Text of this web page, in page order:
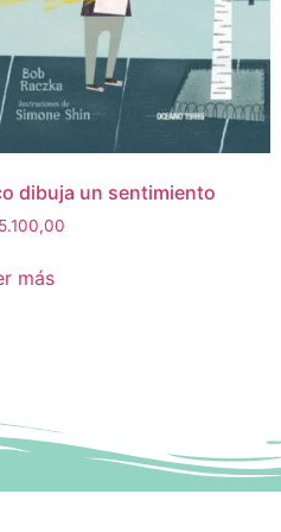
dibuja un sentimiento
más